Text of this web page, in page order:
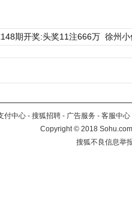
期开奖:头奖11注666万 徐州
付中心 - 搜狐招聘 - 广告服务 - 客服中心
Copyright©2018
搜狐不良信息举